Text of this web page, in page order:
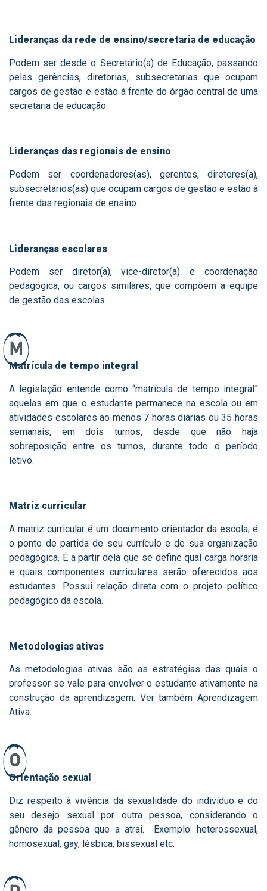
Lideranças da rede de ensino/secretaria de educação
Podem ser desde o Secretário(a) de Educação, passando
pelas gerências, diretorias, subsecretarias que ocupam
cargos de gestão e estão à frente do órgão central de uma
secretaria de educação.
Lideranças das regionais de ensino
Podem ser coordenadores(as), gerentes, diretores(a),
subsecretários(as) que ocupam cargos de gestão e estão à
frente das regionais de ensino.
Lideranças escolares
Podem ser diretor(a), vice-diretor(a) e coordenação
pedagógica, ou cargos similares, que compõem a equipe
de gestão das escolas.
M
Matrícula de tempo integral
A legislação entende como “matrícula de tempo integral”
aquelas em que o estudante permanece na escola ou em
atividades escolares ao menos 7 horas diárias ou 35 horas
semanais, em dois turnos, desde que não haja
sobreposição entre os turnos, durante todo o período
letivo.
Matriz curricular
A matriz curricular é um documento orientador da escola, é
o ponto de partida de seu currículo e de sua organização
pedagógica. É a partir dela que se define qual carga horária
e quais componentes curriculares serão oferecidos aos
estudantes. Possui relação direta com o projeto político
pedagógico da escola.
Metodologias ativas
As metodologias ativas são as estratégias das quais o
professor se vale para envolver o estudante ativamente na
construção da aprendizagem. Ver também Aprendizagem
Ativa.
O
Orientação sexual
Diz respeito à vivência da sexualidade do indivíduo e do
seu desejo sexual por outra pessoa, considerando o
gênero da pessoa que a atrai. Exemplo: heterossexual,
homosexual, gay, lésbica, bissexual etc.